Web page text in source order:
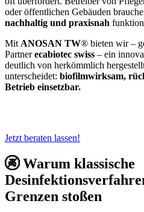
oder öffentlichen Gebäuden
nachhaltig und praxisnah
Mit ANOSAN TW® bieten wir –
Partnerecabiotec swiss – ein
deutlich von herkömmlich
unterscheidet: biofilmwirksam,
Betrieb einsetzbar.
Jetzt beraten lassen!
🚱 Warum klassische
Grenzen stoßen